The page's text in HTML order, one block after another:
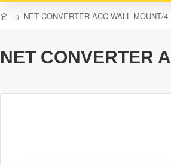
NET CONVERTER ACC WALL MOUNT/
NET CONVERTER